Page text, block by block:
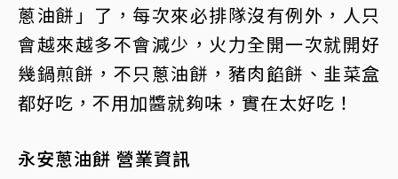
蔥油餅」了，每次來必排隊沒有例外，人只
會越來越多不會減少，火力全開一次就開好
幾鍋煎餅，不只蔥油餅，豬肉餡餅、韭菜盒
都好吃，不用加醬就夠味，實在太好吃！
永安蔥油餅 營業資訊